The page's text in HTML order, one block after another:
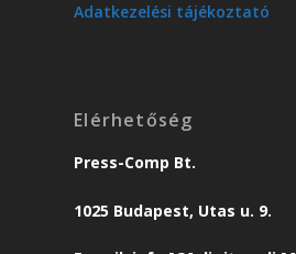
Adatkezelési tájékoztató
Elérhetőség
Press-Comp Bt.
1025 Budapest, Utas u. 9.